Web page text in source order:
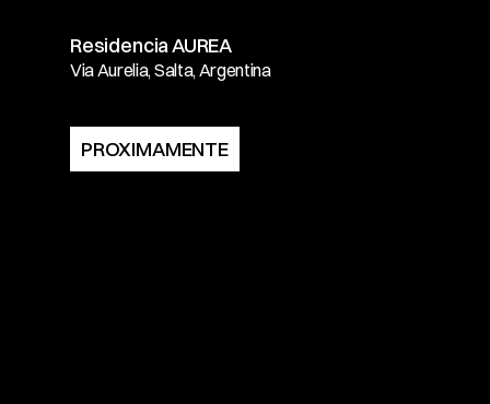
Residencia AUREA
Via Aurelia, Salta, Argentina
PROXIMAMENTE